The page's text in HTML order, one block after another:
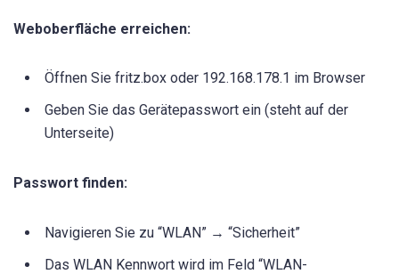
Weboberfläche erreichen:
Öffnen Sie fritz.box oder 192.168.178.1 im Browser
Geben Sie das Gerätepasswort ein (steht auf der
Unterseite)
Passwort finden:
Navigieren Sie zu “WLAN” → “Sicherheit”
Das WLAN Kennwort wird im Feld “WLAN-